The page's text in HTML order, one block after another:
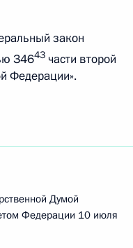
закон
З4643 части второй
Федерации».
Думой
Федерации 10 июля